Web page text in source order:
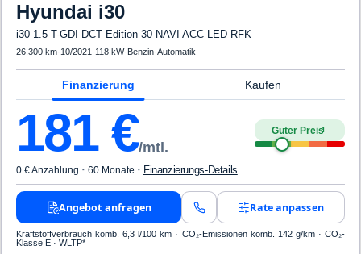
Hyundai i30
i30 1.5 T-GDI DCT Edition 30 NAVI ACC LED RFK
26.300 km· 10/2021 · 118 kW· Benzin·Automatik
Finanzierung Kaufen
181€/mtl.
Guter Preis4
0 € Anzahlung · 60 Monate · Finanzierungs-Details
Angebot anfragen Rate anpassen
Kraftstoffverbrauch komb. 6,3 l/100 km · CO₂-Emissionen komb. 142 g/km · CO₂-
Klasse E · WLTP*